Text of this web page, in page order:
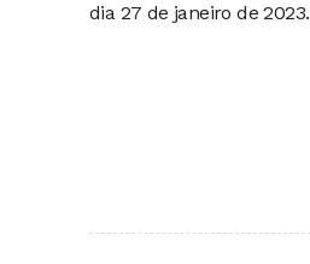
dia 27 de janeiro de 2023.